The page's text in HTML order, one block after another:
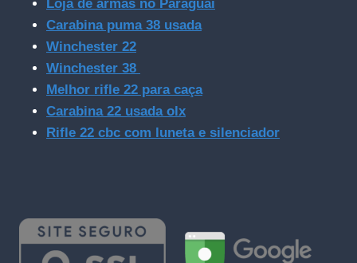
Loja de armas no Paraguai
Carabina puma 38 usada
Winchester 22
Winchester 38
Melhor rifle 22 para caça
Carabina 22 usada olx
Rifle 22 cbc com luneta e silenciador